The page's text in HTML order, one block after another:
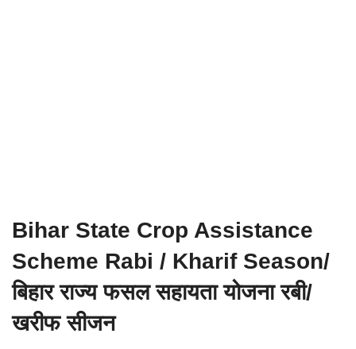
Bihar State Crop Assistance
Scheme Rabi / Kharif Season/
बिहार राज्य फसल सहायता योजना रबी/
खरीफ सीजन